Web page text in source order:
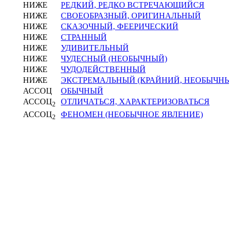
НИЖЕ
РЕДКИЙ, РЕДКО ВСТРЕЧАЮЩИЙСЯ
НИЖЕ
СВОЕОБРАЗНЫЙ, ОРИГИНАЛЬНЫЙ
НИЖЕ
СКАЗОЧНЫЙ, ФЕЕРИЧЕСКИЙ
НИЖЕ
СТРАННЫЙ
НИЖЕ
УДИВИТЕЛЬНЫЙ
НИЖЕ
ЧУДЕСНЫЙ (НЕОБЫЧНЫЙ)
НИЖЕ
ЧУДОДЕЙСТВЕННЫЙ
НИЖЕ
ЭКСТРЕМАЛЬНЫЙ (КРАЙНИЙ,
АССОЦ
ОБЫЧНЫЙ
АССОЦ2
ОТЛИЧАТЬСЯ, ХАРАКТЕРИЗОВАТЬСЯ
АССОЦ2 ФЕНОМЕН (НЕОБЫЧНОЕ ЯВЛЕНИЕ)